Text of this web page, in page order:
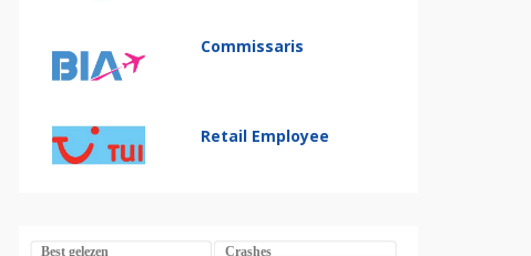
Commissaris
Retail Employee
Best gelezen Crashes